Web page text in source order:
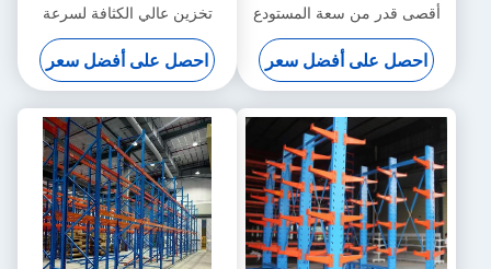
أقصى قدر من سعة المستودع
دون توسيع منشأة
احصل على أفضل سعر
تخزين عالي الكثافة لسرعة
الإنتاج واستخدام أفضل
للمساحة
احصل على أفضل سعر